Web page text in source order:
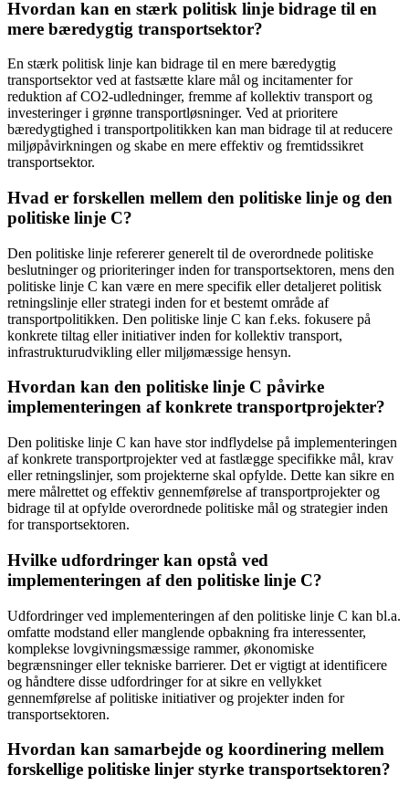
Hvordan kan en stærk politisk linje bidrage til en
mere bæredygtig transportsektor?
En stærk politisk linje kan bidrage til en mere bæredygtig
transportsektor ved at fastsætte klare mål og incitamenter for
reduktion af CO2-udledninger, fremme af kollektiv transport og
investeringer i grønne transportløsninger. Ved at prioritere
bæredygtighed i transportpolitikken kan man bidrage til at reducere
miljøpåvirkningen og skabe en mere effektiv og fremtidssikret
transportsektor.
Hvad er forskellen mellem den politiske linje og den
politiske linje C?
Den politiske linje refererer generelt til de overordnede politiske
beslutninger og prioriteringer inden for transportsektoren, mens den
politiske linje C kan være en mere specifik eller detaljeret politisk
retningslinje eller strategi inden for et bestemt område af
transportpolitikken. Den politiske linje C kan f.eks. fokusere på
konkrete tiltag eller initiativer inden for kollektiv transport,
infrastrukturudvikling eller miljømæssige hensyn.
Hvordan kan den politiske linje C påvirke
implementeringen af konkrete transportprojekter?
Den politiske linje C kan have stor indflydelse på implementeringen
af konkrete transportprojekter ved at fastlægge specifikke mål, krav
eller retningslinjer, som projekterne skal opfylde. Dette kan sikre en
mere målrettet og effektiv gennemførelse af transportprojekter og
bidrage til at opfylde overordnede politiske mål og strategier inden
for transportsektoren.
Hvilke udfordringer kan opstå ved
implementeringen af den politiske linje C?
Udfordringer ved implementeringen af den politiske linje C kan bl.a.
omfatte modstand eller manglende opbakning fra interessenter,
komplekse lovgivningsmæssige rammer, økonomiske
begrænsninger eller tekniske barrierer. Det er vigtigt at identificere
og håndtere disse udfordringer for at sikre en vellykket
gennemførelse af politiske initiativer og projekter inden for
transportsektoren.
Hvordan kan samarbejde og koordinering mellem
forskellige politiske linjer styrke transportsektoren?